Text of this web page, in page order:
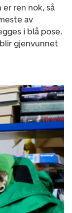
ren nok, så
av
i blå pose.
gjenvunnet